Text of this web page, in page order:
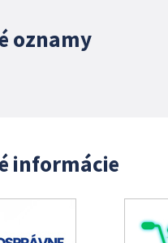
oznamy
informácie